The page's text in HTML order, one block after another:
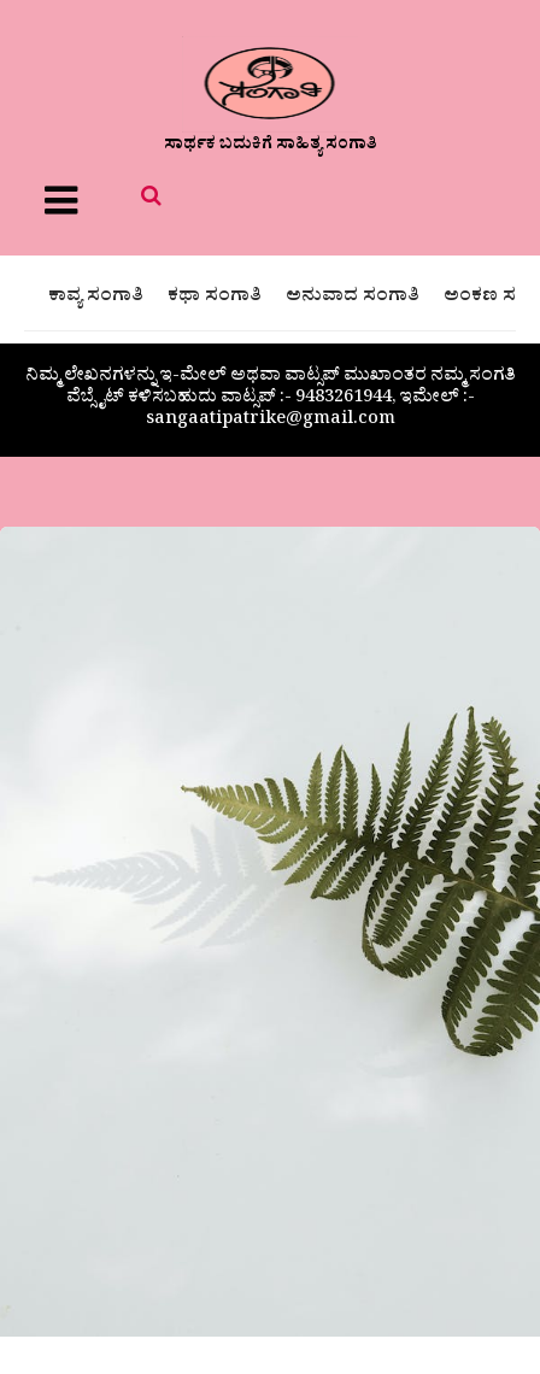
ಸಾರ್ಥಕ ಬದುಕಿಗೆ ಸಾಹಿತ್ಯ ಸಂಗಾತಿ
Menu
ಕಾವ್ಯ ಸಂಗಾತಿ ಕಥಾ ಸಂಗಾತಿ ಅನುವಾದ ಸಂಗಾತಿ ಅಂಕಣ
ನಿಮ್ಮ ಲೇಖನಗಳನ್ನು ಇ-ಮೇಲ್ ಅಥವಾ ವಾಟ್ಸಪ್ ಮುಖಾಂತರ ನಮ್ಮ ಸಂಗತಿ
ವೆಬ್ಸೈಟ್ ಕಳಿಸಬಹುದು ವಾಟ್ಸಪ್‌ :- 9483261944, ಇಮೇಲ್ :-
sangaatipatrike@gmail.com